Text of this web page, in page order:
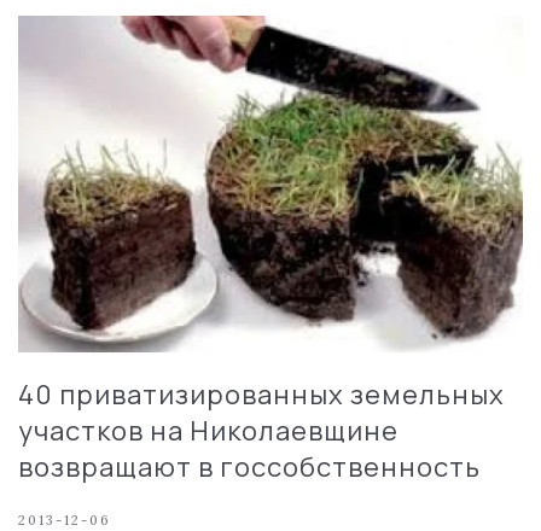
40 приватизированных земельных
участков на Николаевщине
возвращают в госсобственность
2013-12-06